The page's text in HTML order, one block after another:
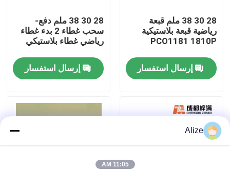
مراقبة الجودة
اتصل بنا
تغليف المشروبات الغذائية
تغليف المشروبات الألومنيوم
28 30 38 ملم قبعة
رياضية قبعة بلاستيكية
PCO1181 1810P
إرسال استفسار
28 30 38 ملم دفع-
سحب غطاء 2 بدء غطاء
رياضي غطاء بلاستيكي
إرسال استفسار
Alize
11:05 AM